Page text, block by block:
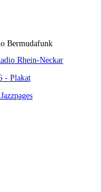
Rhein-Neckar